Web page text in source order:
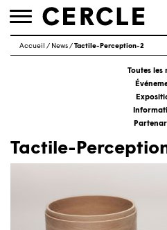
Toggle
Accueil / News/Tactile-Perception-2
Toutes les
Tactile-